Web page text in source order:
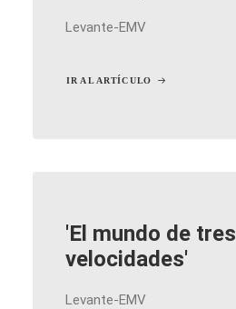
'El mundo de tres
velocidades'
Levante-EMV
Levante-EMV
IR AL ARTÍCULO